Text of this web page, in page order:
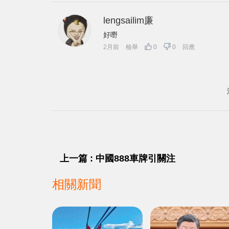
lengsailim廉
好嘢
2月前 檢舉 0 0 回應
上一篇 : 中國888車牌引關注
相關新聞